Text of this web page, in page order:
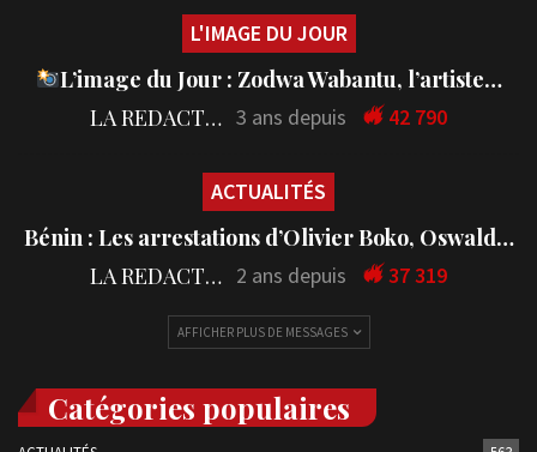
L'IMAGE DU JOUR
L’image du Jour : Zodwa Wabantu, l’artiste…
LA REDACTION 3 ans depuis 42 790
ACTUALITÉS
Bénin : Les arrestations d’Olivier Boko, Oswald…
LA REDACTION 2 ans depuis 37 319
AFFICHER PLUS DE MESSAGES
Catégories populaires